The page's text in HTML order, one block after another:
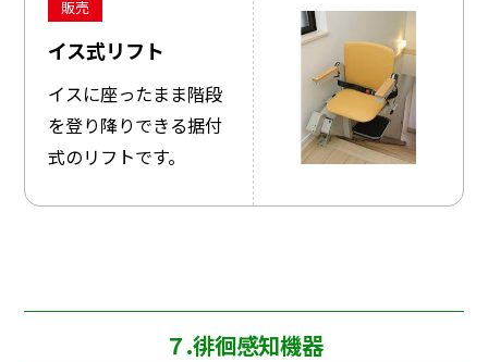
販売
イス式リフト
イスに座ったまま階段
を登り降りできる据付
式のリフトです。
７.徘徊感知機器